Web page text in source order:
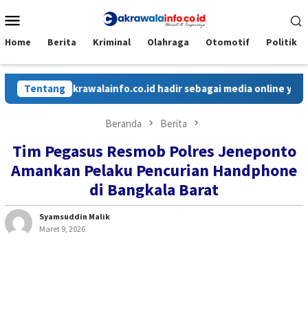
ke
Mobile
Home Berita Kriminal Olahraga Otomotif Politik
Tentang
Cakrawalainfo.co.id hadir sebagai media online yang
Beranda Berita
Tim Pegasus Resmob Polres Jeneponto
Amankan Pelaku Pencurian Handphone
di Bangkala Barat
Syamsuddin Malik
Maret 9, 2026